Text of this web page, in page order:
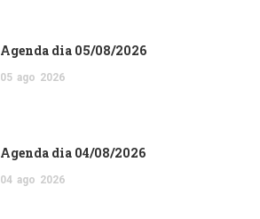
Agenda dia 05/08/2026
05 ago 2026
Agenda dia 04/08/2026
04 ago 2026